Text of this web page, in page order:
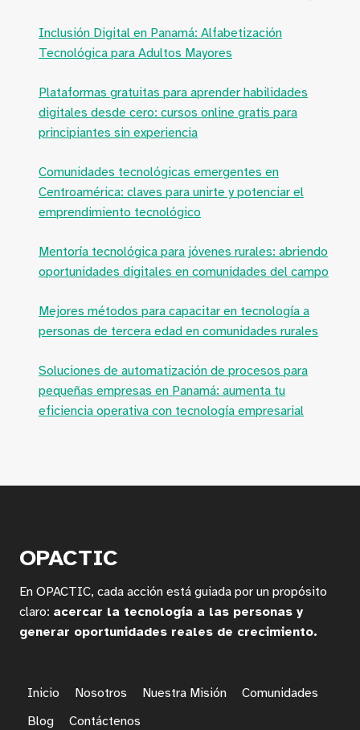
Inclusión Digital en Panamá: Alfabetización
Tecnológica para Adultos Mayores
Plataformas gratuitas para aprender habilidades
digitales desde cero: cursos online gratis para
principiantes sin experiencia
Comunidades tecnológicas emergentes en
Centroamérica: claves para unirte y potenciar el
emprendimiento tecnológico
Mentoría tecnológica para jóvenes rurales: abriendo
oportunidades digitales en comunidades del campo
Mejores métodos para capacitar en tecnología a
personas de tercera edad en comunidades rurales
Soluciones de automatización de procesos para
pequeñas empresas en Panamá: aumenta tu
eficiencia operativa con tecnología empresarial
OPACTIC
En OPACTIC, cada acción está guiada por un propósito
claro: acercar la tecnología a las personas y
generar oportunidades reales de crecimiento.
Inicio Nosotros Nuestra Misión
Comunidades
Blog
Contáctenos